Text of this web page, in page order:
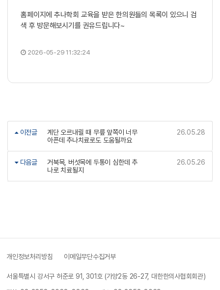
​홈페이지에 추나학회 교육을 받은 한의원들의 목록이 있으니 검
색 후 방문해보시기를 권유드립니다~
2026-05-29 11:32:24
이전글
계단 오르내릴 때 무릎 앞쪽이 너무
아픈데 추나치료로도 도움될까요
26.05.28
다음글
거북목, 버섯목에 두통이 심한데 추
나로 치료될지
26.05.26
개인정보처리방침 이메일무단수집거부
서울특별시 강서구 허준로 91, 301호 (가양2동 26-27, 대한한의사협회회관)